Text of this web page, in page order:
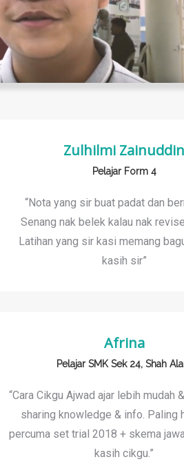
Zulhilmi Zainuddin
Pelajar Form 4
“Nota yang sir buat padat dan
Senang nak belek kalau nak
Latihan yang sir kasi memang
kasih sir”
Afrina
Pelajar SMK Sek 24, Shah
“Cara Cikgu Ajwad ajar lebih mudah
sharing knowledge & info. Paling
percuma set trial 2018 + skema
kasih cikgu.”